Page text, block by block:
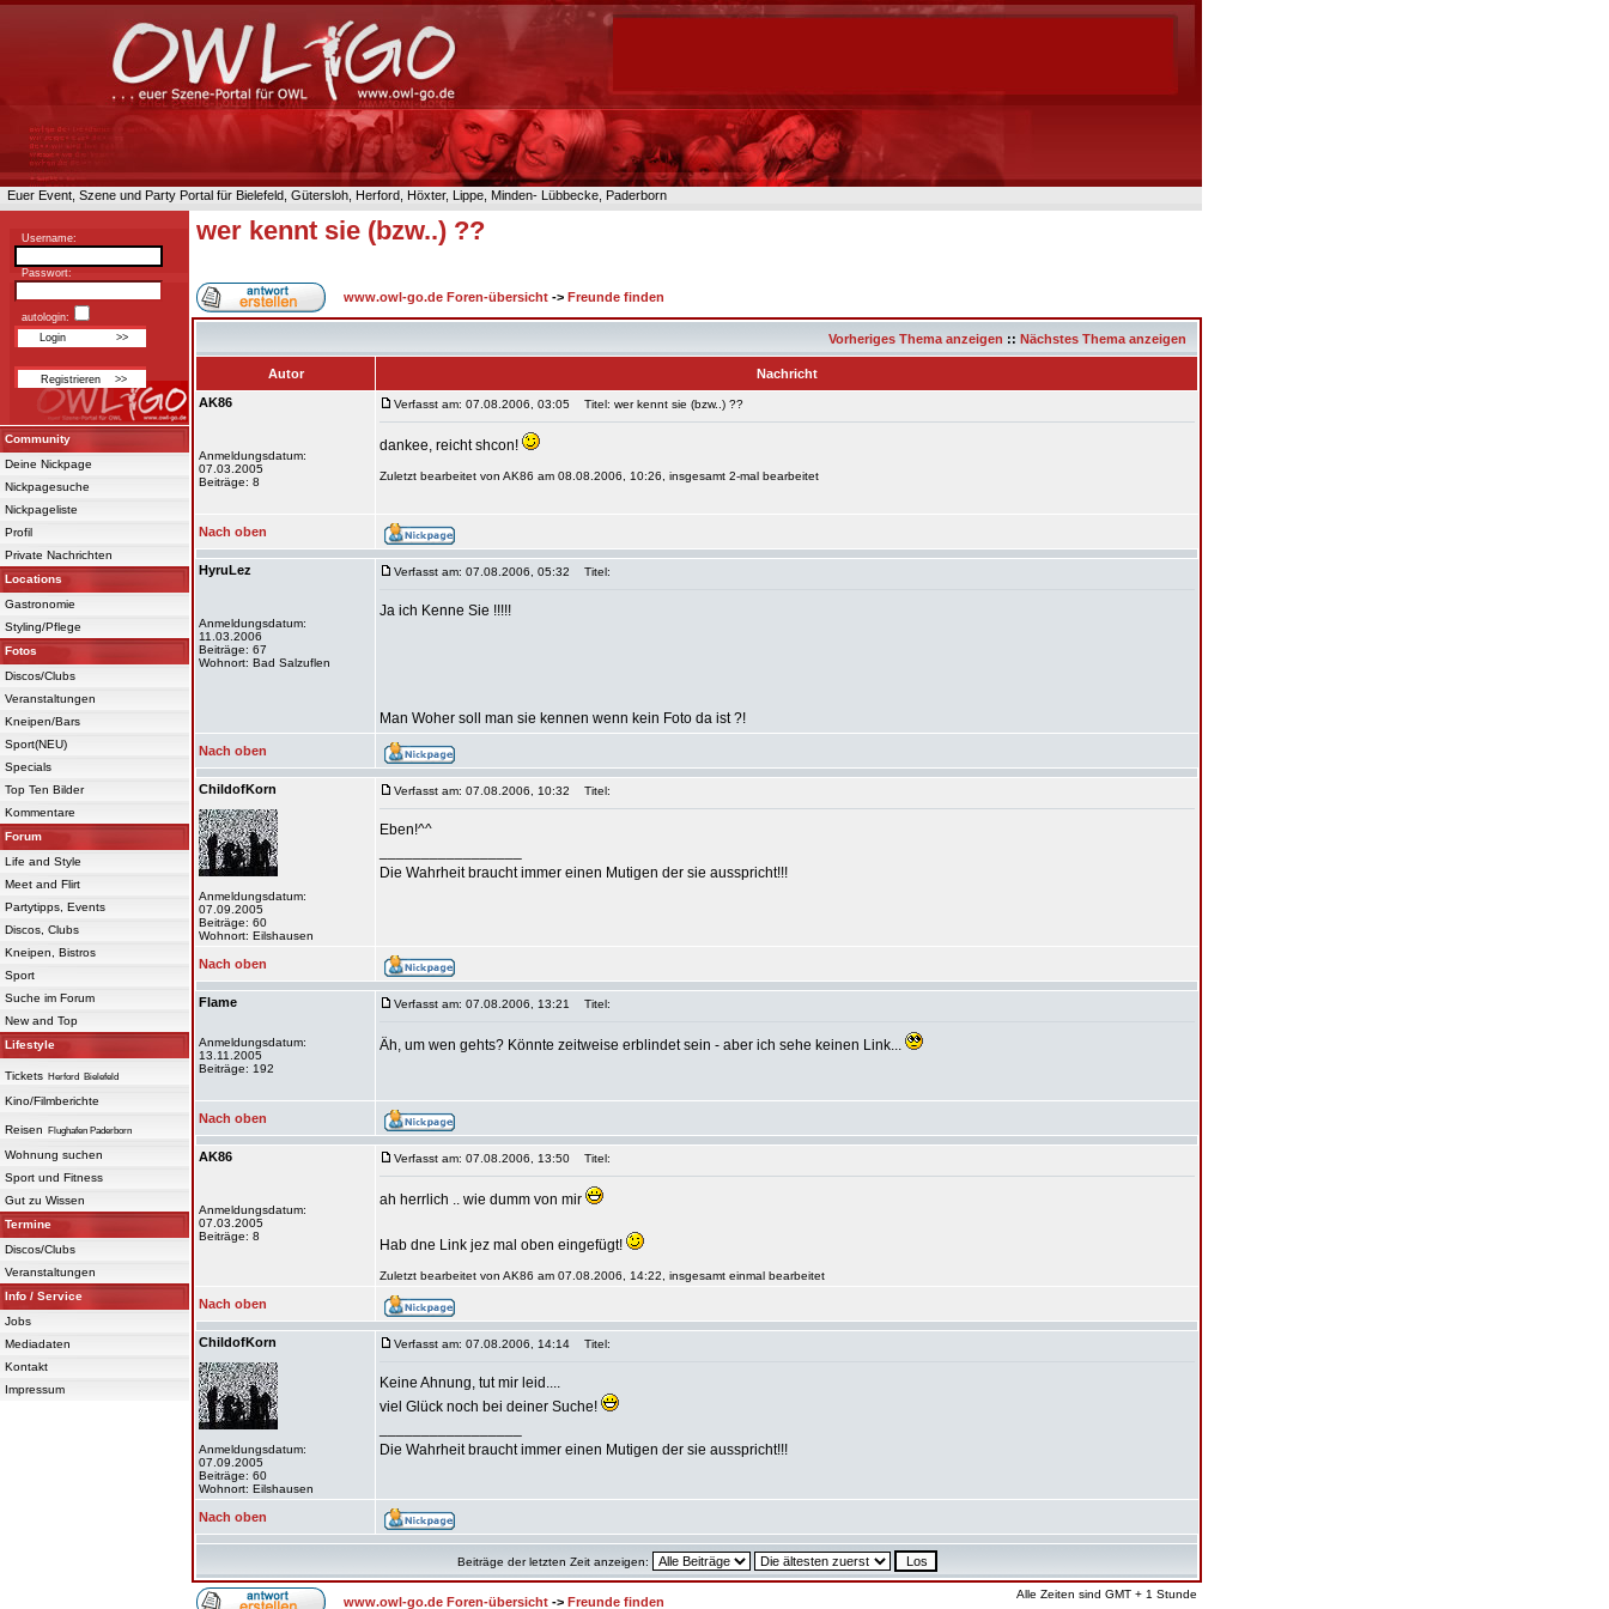
Euer Event, Szene und Party Portal für Bielefeld, Gütersloh, Herford, Höxter, Lippe, Minden- Lübbecke, Paderborn
Username:
Passwort:
autologin:
Community
Deine Nickpage
Nickpagesuche
Nickpageliste
Profil
Private Nachrichten
Locations
Gastronomie
Styling/Pflege
Fotos
Discos/Clubs
Veranstaltungen
Kneipen/Bars
Sport(NEU)
Specials
Top Ten Bilder
Kommentare
Forum
Life and Style
Meet and Flirt
Partytipps, Events
Discos, Clubs
Kneipen, Bistros
Sport
Suche im Forum
New and Top
Lifestyle
Tickets Herford Bielefeld
Kino/Filmberichte
Reisen Flughafen Paderborn
Wohnung suchen
Sport und Fitness
Gut zu Wissen
Termine
Discos/Clubs
Veranstaltungen
Info / Service
Jobs
Mediadaten
Kontakt
Impressum
wer kennt sie (bzw..) ??
www.owl-go.de Foren-übersicht -> Freunde finden
Vorheriges Thema anzeigen :: Nächstes Thema anzeigen
Autor
Nachricht
AK86
Anmeldungsdatum:
07.03.2005
Beiträge: 8
Verfasst am: 07.08.2006, 03:05 Titel: wer kennt sie (bzw..) ??
dankee, reicht shcon!
Zuletzt bearbeitet von AK86 am 08.08.2006, 10:26, insgesamt 2-mal bearbeitet
Nach oben
HyruLez
Anmeldungsdatum:
11.03.2006
Beiträge: 67
Wohnort: Bad Salzuflen
Verfasst am: 07.08.2006, 05:32 Titel:
Ja ich Kenne Sie !!!!!
Man Woher soll man sie kennen wenn kein Foto da ist ?!
Nach oben
ChildofKorn
Anmeldungsdatum:
07.09.2005
Beiträge: 60
Wohnort: Eilshausen
Verfasst am: 07.08.2006, 10:32 Titel:
Eben!^^
Die Wahrheit braucht immer einen Mutigen der sie ausspricht!!!
Nach oben
Flame
Anmeldungsdatum:
13.11.2005
Beiträge: 192
Verfasst am: 07.08.2006, 13:21 Titel:
Äh, um wen gehts? Könnte zeitweise erblindet sein - aber ich sehe keinen Link...
Nach oben
AK86
Anmeldungsdatum:
07.03.2005
Beiträge: 8
Verfasst am: 07.08.2006, 13:50 Titel:
ah herrlich .. wie dumm von mir
Hab dne Link jez mal oben eingefügt!
Zuletzt bearbeitet von AK86 am 07.08.2006, 14:22, insgesamt einmal bearbeitet
Nach oben
ChildofKorn
Anmeldungsdatum:
07.09.2005
Beiträge: 60
Wohnort: Eilshausen
Verfasst am: 07.08.2006, 14:14 Titel:
Keine Ahnung, tut mir leid....
viel Glück noch bei deiner Suche!
Die Wahrheit braucht immer einen Mutigen der sie ausspricht!!!
Nach oben
Beiträge der letzten Zeit anzeigen:
www.owl-go.de Foren-übersicht -> Freunde finden
Alle Zeiten sind GMT + 1 Stunde